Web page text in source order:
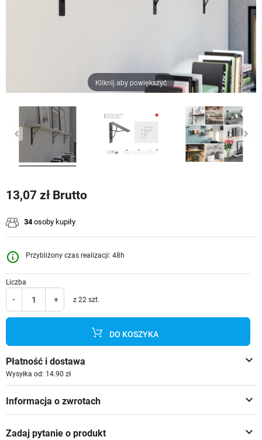
Kliknij aby powiększyć
13,07 zł Brutto
34osoby kupiły
info_outline Przybliżony czas realizacji: 48h
Liczba
- + z 22 szt.
DO KOSZYKA
keyboard_arrow_down
Płatność i dostawa
Wysyłka od: 14.90 zł
keyboard_arrow_down
Informacja o zwrotach
keyboard_arrow_down
Zadaj pytanie o produkt